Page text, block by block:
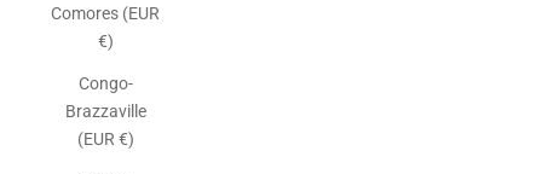
Comores (EUR
€)
Congo-
Brazzaville
(EUR €)